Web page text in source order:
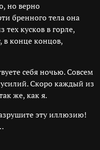
но верно
бренного тела она
тех кусков в горле,
конце концов,
себя ночью. Совсем
Скоро каждый из
же, как я.
эту иллюзию!